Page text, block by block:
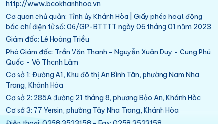
http://www.baokhanhhoa.vn
Cơ quan chủ quản: Tỉnh ủy Khánh Hòa | Giấy phép hoạt động
báo chí điện tử số: 06/GP-BTTTT ngày 06 tháng 01 năm 2023
Giám đốc: Lê Hoàng Triều
Phó Giám đốc: Trần Văn Thanh - Nguyễn Xuân Duy - Cung Phú
Quốc - Võ Thanh Lâm
Cơ sở 1: Đường A1, Khu đô thị An Bình Tân, phường Nam Nha
Trang, Khánh Hòa
Cơ sở 2: 285A đường 21 tháng 8, phường Bảo An, Khánh Hòa
Cơ sở 3: 77 Yersin, phường Tây Nha Trang, Khánh Hòa